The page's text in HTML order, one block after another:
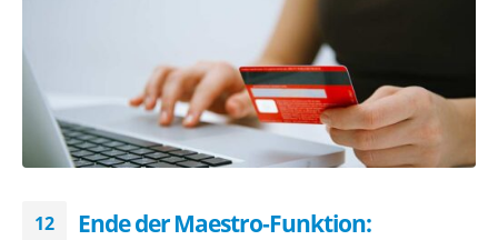
12
Ende der Maestro-Funktion: